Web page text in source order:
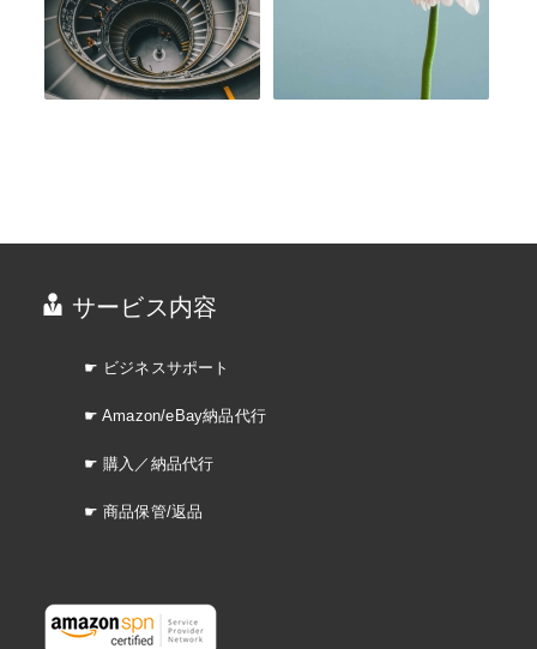
サービス内容
☛ ビジネスサポート
☛ Amazon/eBay納品代行
☛ 購入／納品代行
☛ 商品保管/返品